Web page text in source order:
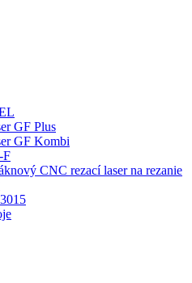
GF Plus
GF Kombi
F
CNC rezací laser na rezanie